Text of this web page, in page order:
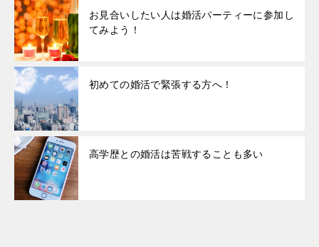
お見合いしたい人は婚活パーティーに参加し
てみよう！
初めての婚活で緊張する方へ！
高学歴との婚活は苦戦することも多い